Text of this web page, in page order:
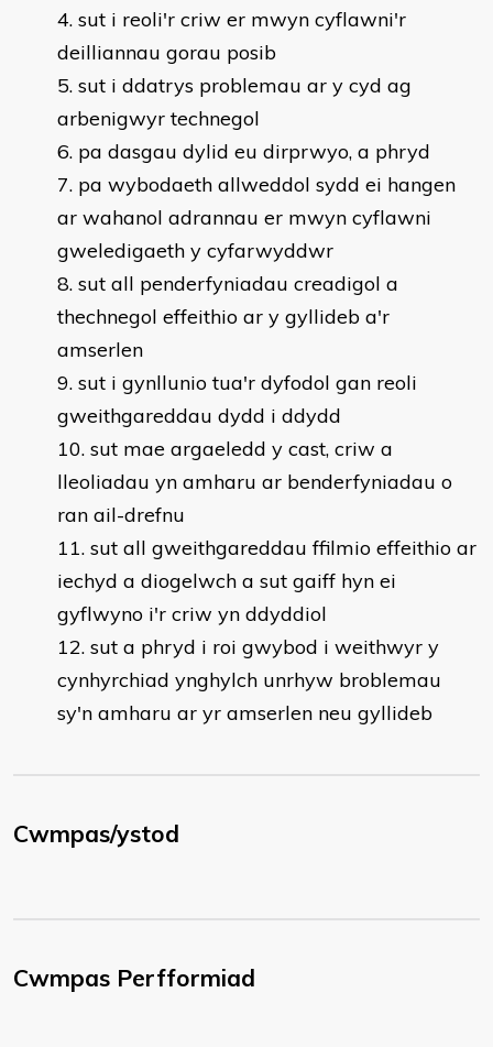
sut i reoli'r criw er mwyn cyflawni'r
deilliannau gorau posib
sut i ddatrys problemau ar y cyd ag
arbenigwyr technegol
pa dasgau dylid eu dirprwyo, a phryd
pa wybodaeth allweddol sydd ei hangen
ar wahanol adrannau er mwyn cyflawni
gweledigaeth y cyfarwyddwr
sut all penderfyniadau creadigol a
thechnegol effeithio ar y gyllideb a'r
amserlen
sut i gynllunio tua'r dyfodol gan reoli
gweithgareddau dydd i ddydd
sut mae argaeledd y cast, criw a
lleoliadau yn amharu ar benderfyniadau o
ran ail-drefnu
sut all gweithgareddau ffilmio effeithio ar
iechyd a diogelwch a sut gaiff hyn ei
gyflwyno i'r criw yn ddyddiol
sut a phryd i roi gwybod i weithwyr y
cynhyrchiad ynghylch unrhyw broblemau
sy'n amharu ar yr amserlen neu gyllideb
Cwmpas/ystod
Cwmpas Perfformiad